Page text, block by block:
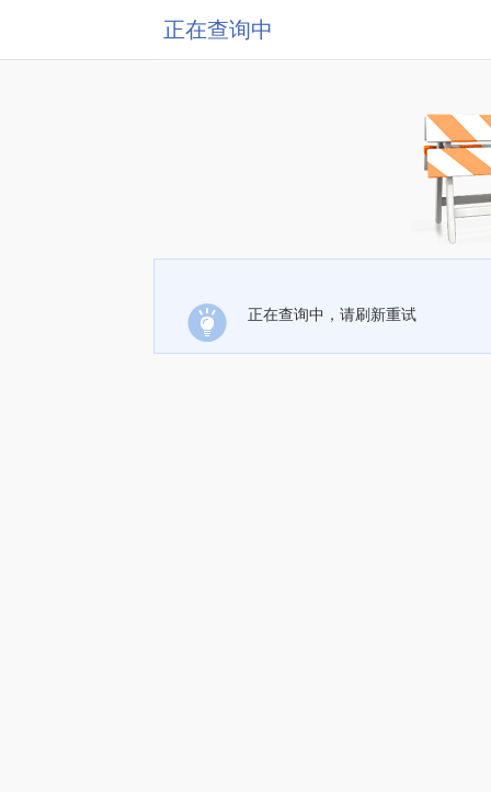
正在查询中
正在查询中，请刷新重试